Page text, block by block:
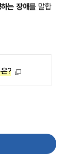
는 장애를 말합
?